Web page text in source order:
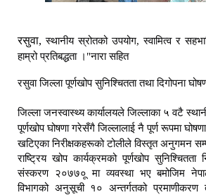
रसुवा,स्थानीय स्रोतको उपयोग, स्वामित्व र
हाम्रो प्रतिबद्धता ।"नारा सहित
रसुवा जिल्ला पूर्णखोप सुनिश्चितता तथा दिगोपना
जिल्ला जनस्वास्थ्य कार्यालयले जिल्लाका ५ वटै
पूर्णखोप घोषणा गरेसँगै जिल्लालाई नै पूर्ण रूपमा
खटिएका निरीक्षकहरूको टोलीले विस्तृत अनुगमन
राष्ट्रिय खोप कार्यक्रमको पूर्णखोप
संस्करण २०७७०ू मा व्यवस्था भए बमोजिम
विभागको अनुसूची १० अन्तर्गतको